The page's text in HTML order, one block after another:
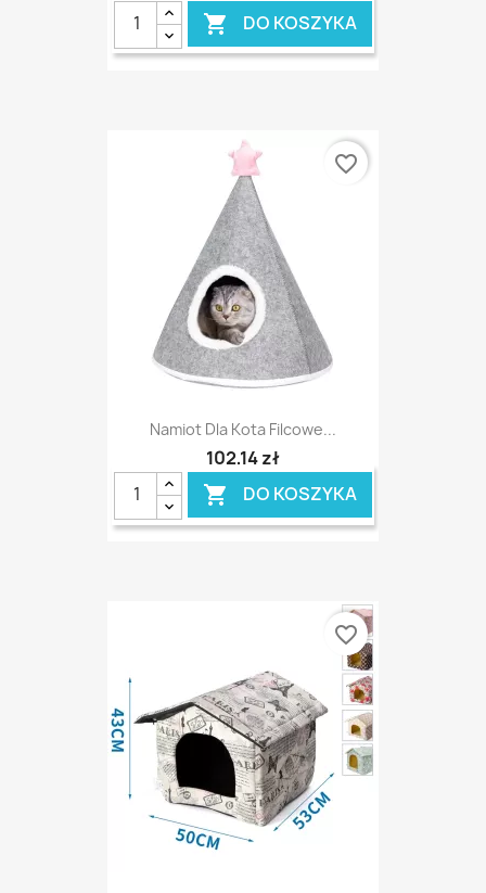
 DO KOSZYKA
Namiot Dla Kota Filcowe...
102,14 zł
 DO KOSZYKA
favorite_border
favorite_border